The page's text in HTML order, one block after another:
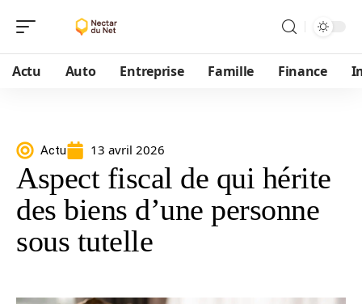
Actu Auto Entreprise Famille Finance
Actu 13 avril 2026
Aspect fiscal de qui hérite
des biens d’une personne
sous tutelle